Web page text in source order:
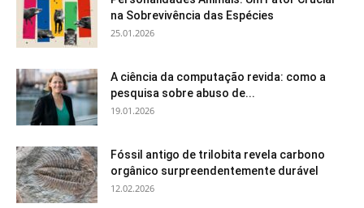
na Sobrevivência das Espécies
25.01.2026
A ciência da computação revida: como a
pesquisa sobre abuso de...
19.01.2026
Fóssil antigo de trilobita revela carbono
orgânico surpreendentemente durável
12.02.2026